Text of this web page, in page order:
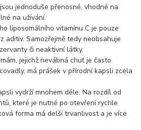
jednoduše přenosné, vhodné na
na užívání.
liposomálního vitamínu C je pouze
aditiv. Samozřejmě tedy neobsahuje
či neaktivní látky.
jejichž nevábná chuť je často
má prášek v přírodní kapsli zcela
vydrží mnohem déle. Na rozdíl od
které je nutné po otevření rychle
forma má delší trvanlivost a je více